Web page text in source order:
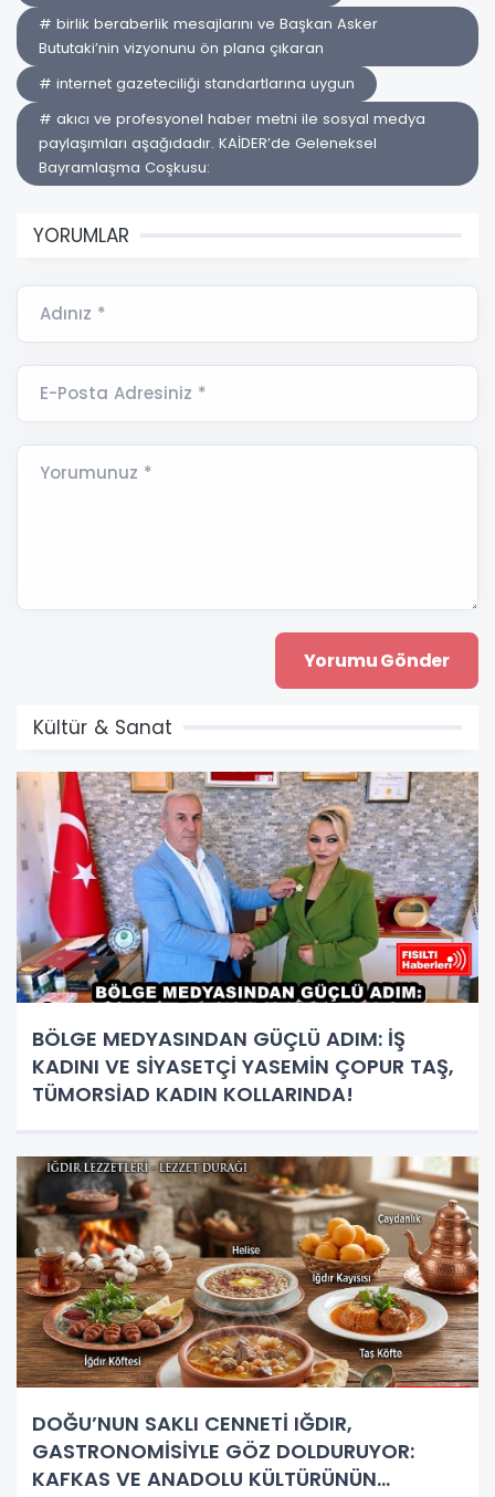
# birlik beraberlik mesajlarını ve Başkan Asker
Bututaki’nin vizyonunu ön plana çıkaran
# internet gazeteciliği standartlarına uygun
# akıcı ve profesyonel haber metni ile sosyal medya
paylaşımları aşağıdadır. KAİDER’de Geleneksel
Bayramlaşma Coşkusu:
YORUMLAR
Adınız *
E-Posta Adresiniz *
Yorumunuz *
Kültür & Sanat
BÖLGE MEDYASINDAN GÜÇLÜ ADIM: İŞ
KADINI VE SİYASETÇİ YASEMİN ÇOPUR TAŞ,
TÜMORSİAD KADIN KOLLARINDA!
DOĞU’NUN SAKLI CENNETİ IĞDIR,
GASTRONOMİSİYLE GÖZ DOLDURUYOR:
KAFKAS VE ANADOLU KÜLTÜRÜNÜN